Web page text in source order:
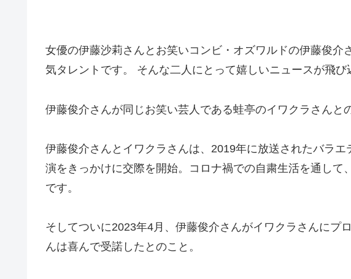
女優の伊藤沙莉さんとお笑いコンビ・オズワルドの伊藤俊介
気タレントです。 そんな二人にとって嬉しいニュースが飛び
伊藤俊介さんが同じお笑い芸人である蛙亭のイワクラさんと
伊藤俊介さんとイワクラさんは、2019年に放送されたバラ
演をきっかけに交際を開始。コロナ禍での自粛生活を通して
です。
そしてついに2023年4月、伊藤俊介さんがイワクラさんにプ
んは喜んで受諾したとのこと。